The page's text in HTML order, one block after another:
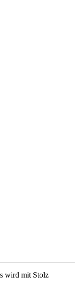
wird mit Stolz